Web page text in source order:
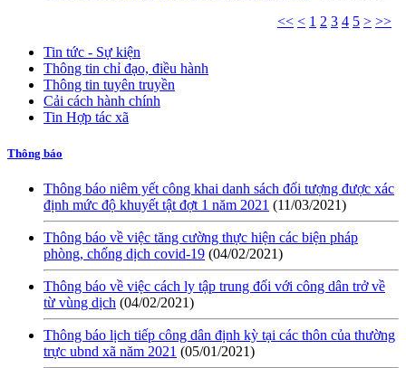
<< < 1 2 3 4 5 > >>
Tin tức - Sự kiện
Thông tin chỉ đạo, điều hành
Thông tin tuyên truyền
Cải cách hành chính
Tin Hợp tác xã
Thông báo
Thông báo niêm yết công khai danh sách đối tượng được xác
định mức độ khuyết tật đợt 1 năm 2021 (11/03/2021)
Thông báo về việc tăng cường thực hiện các biện pháp
phòng, chống dịch covid-19 (04/02/2021)
Thông báo về việc cách ly tập trung đối với công dân trở về
từ vùng dịch (04/02/2021)
Thông báo lịch tiếp công dân định kỳ tại các thôn của thường
trực ubnd xã năm 2021 (05/01/2021)